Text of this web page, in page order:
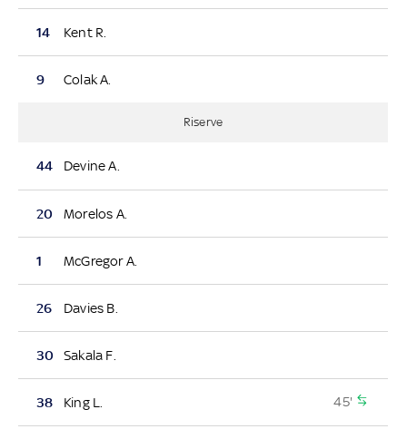
14 Kent R.
9 Colak A.
Riserve
44 Devine A.
20 Morelos A.
1 McGregor A.
26 Davies B.
30 Sakala F.
38 King L. 45'